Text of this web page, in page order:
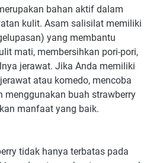
bahan aktif dalam
kulit. Asam salisilat memiliki
yang membantu
mati, membersihkan pori-pori,
jerawat. Jika Anda memiliki
atau komedo, mencoba
menggunakan buah strawberry
manfaat yang baik.
tidak hanya terbatas pada